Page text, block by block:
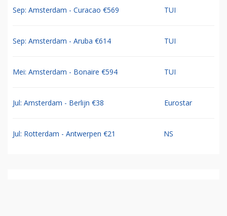
Sep: Amsterdam - Curacao €569 TUI
Sep: Amsterdam - Aruba €614 TUI
Mei: Amsterdam - Bonaire €594 TUI
Jul: Amsterdam - Berlijn €38 Eurostar
Jul: Rotterdam - Antwerpen €21 NS